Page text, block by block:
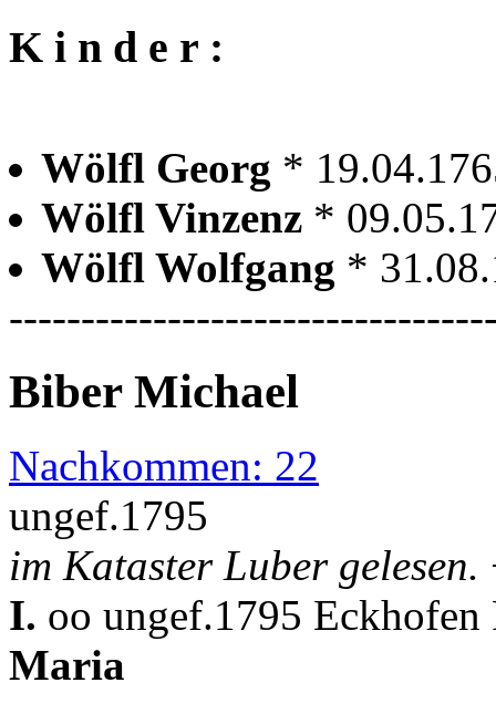
K i n d e r :
Wölfl Georg *
Wölfl Vinzenz *
Wölfl Wolfgang *
Biber Michael
Nachkommen: 22
ungef.1795
im Kataster Luber gelesen.
I. oo ungef.1795
Maria